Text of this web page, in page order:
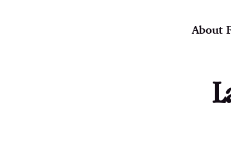
About